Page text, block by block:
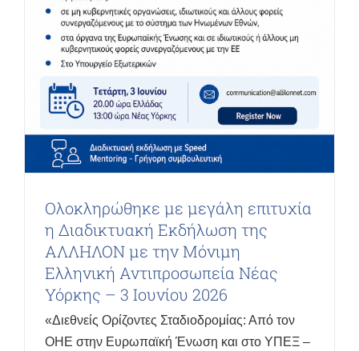
Ολοκληρώθηκε με μεγάλη επιτυχία
η Διαδικτυακή Εκδήλωση της
ΑΛΛΗΛΟΝ με την Μόνιμη
Ελληνική Αντιπροσωπεία Νέας
Υόρκης – 3 Ιουνίου 2026
«Διεθνείς Ορίζοντες Σταδιοδρομίας: Από τον
ΟΗΕ στην Ευρωπαϊκή Ένωση και στο ΥΠΕΞ –